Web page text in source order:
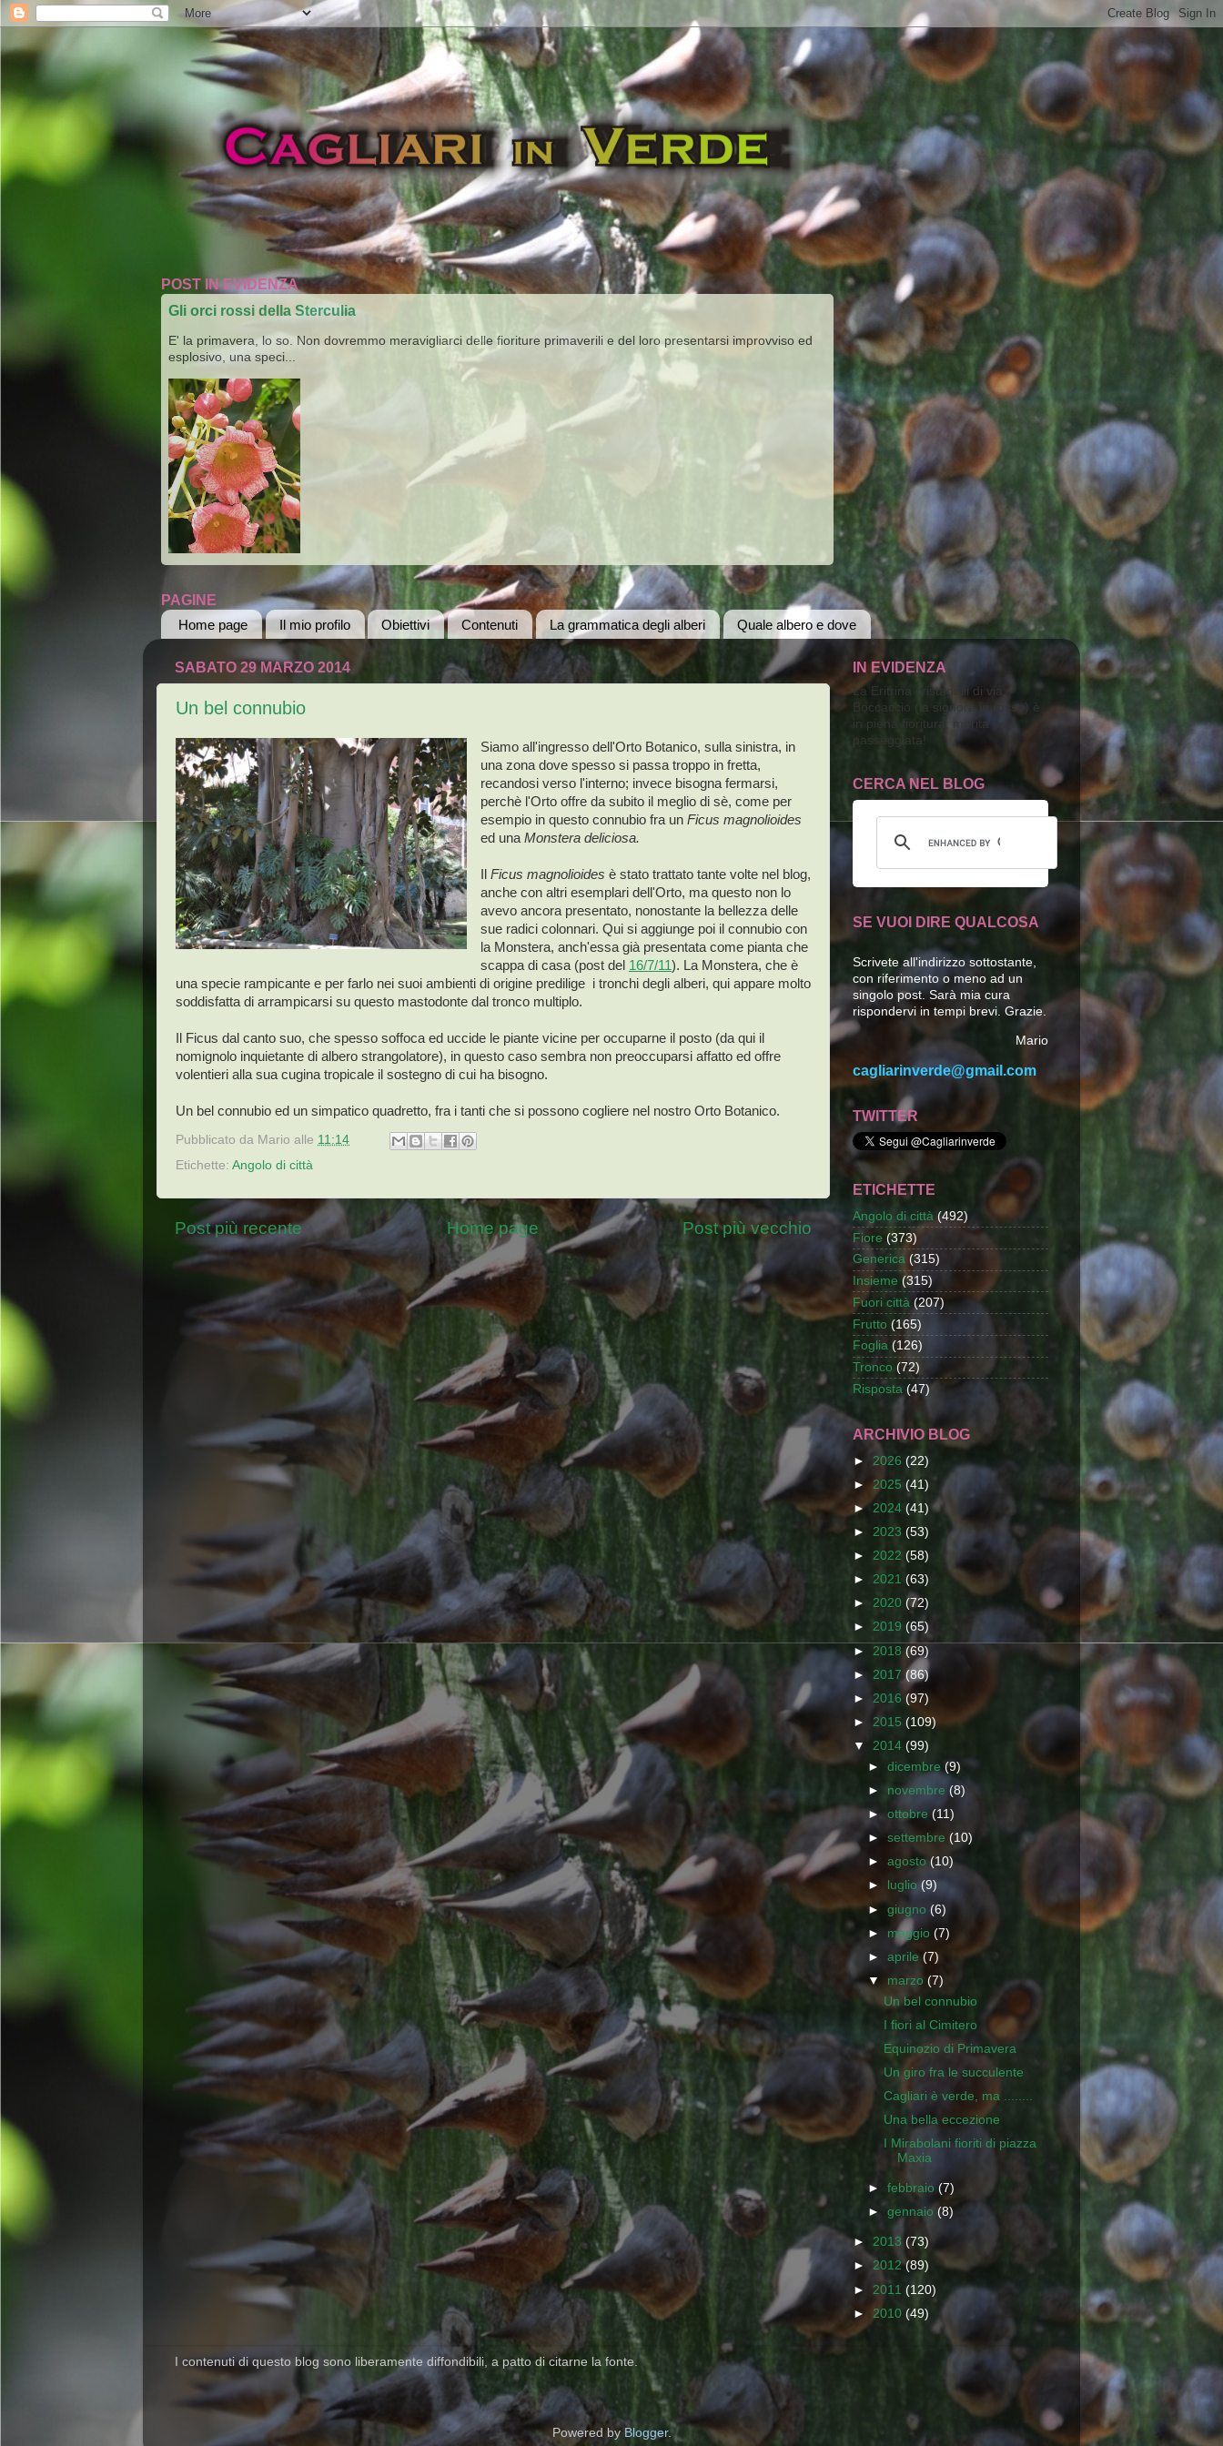
POST IN EVIDENZA
Gli orci rossi della Sterculia
E' la primavera, lo so. Non dovremmo meravigliarci delle fioriture primaverili e del loro presentarsi improvviso ed
esplosivo, una speci...
PAGINE
Home page
Il mio profilo Obiettivi Contenuti La grammatica degli alberi Quale albero e dove
SABATO 29 MARZO 2014
Un bel connubio
Siamo all'ingresso dell'Orto Botanico, sulla sinistra, in
una zona dove spesso si passa troppo in fretta,
recandosi verso l'interno; invece bisogna fermarsi,
perchè l'Orto offre da subito il meglio di sè, come per
esempio in questo connubio fra un Ficus magnolioides
ed una Monstera deliciosa.
Ficus magnolioides è stato trattato tante volte nel blog,
anche con altri esemplari dell'Orto, ma questo non lo
avevo ancora presentato, nonostante la bellezza delle
sue radici colonnari. Qui si aggiunge poi il connubio con
la Monstera, anch'essa già presentata come pianta che
scappa di casa (post del 16/7/11). La Monstera, che è
una specie rampicante e per farlo nei suoi ambienti di origine predilige i tronchi degli alberi, qui appare molto
soddisfatta di arrampicarsi su questo mastodonte dal tronco multiplo.
Il Ficus dal canto suo, che spesso soffoca ed uccide le piante vicine per occuparne il posto (da qui il
nomignolo inquietante di albero strangolatore), in questo caso sembra non preoccuparsi affatto ed offre
volentieri alla sua cugina tropicale il sostegno di cui ha bisogno.
Un bel connubio ed un simpatico quadretto, fra i tanti che si possono cogliere nel nostro Orto Botanico.
Pubblicato da Mario alle 11:14
Etichette: Angolo di città
Post più recente Post più vecchio
Home page
IN EVIDENZA
La Eritrina cristagalli di via
Boccaccio (la signora in rosso) è
in piena fioritura; merita una
passeggiata!
CERCA NEL BLOG
SE VUOI DIRE QUALCOSA
Scrivete all'indirizzo sottostante,
con riferimento o meno ad un
singolo post. Sarà mia cura
rispondervi in tempi brevi. Grazie.
Mario
cagliarinverde@gmail.com
TWITTER
ETICHETTE
Angolo di città (492)
Fiore (373)
Generica (315)
Insieme (315)
Fuori città (207)
Frutto (165)
Foglia (126)
Tronco (72)
Risposta (47)
ARCHIVIO BLOG
► 2026 (22)
►2025 (41)
► 2024 (41)
► 2023 (53)
► 2022 (58)
► 2021 (63)
► 2020 (72)
► 2019 (65)
► 2018(69)
► 2017 (86)
► 2016 (97)
► 2015 (109)
▼ 2014 (99)
►dicembre(9)
► novembre(8)
►ottobre(11)
►settembre (10)
►agosto(10)
►
luglio(9)
►giugno(6)
► maggio(7)
►aprile(7)
▼ marzo(7)
Un bel connubio
I fiori al Cimitero
Equinozio di Primavera
Un giro fra le succulente
Cagliari è verde, ma ........
Una bella eccezione
I Mirabolani fioriti di piazza
Maxia
►febbraio(7)
►gennaio(8)
► 2013 (73)
► 2012(89)
► 2011 (120)
► 2010 (49)
I contenuti di questo blog sono liberamente diffondibili, a patto di citarne la fonte.
Powered by Blogger.